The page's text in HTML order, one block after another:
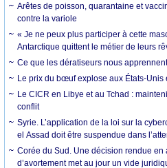
Arêtes de poisson, quarantaine et
contre la variole
« Je ne peux plus participer à cette
Antarctique quittent le métier de leurs
Ce que les dératiseurs nous
Le prix du bœuf explose aux États-Unis
Le CICR en Libye et au Tchad :
conflit
Syrie. L’application de la loi sur la
el Assad doit être suspendue dans
Corée du Sud. Une décision rendue en
d’avortement met au jour un vide